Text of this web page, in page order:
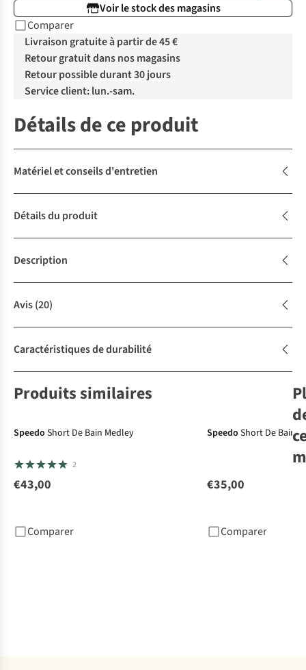
Voir le stock des magasins
Comparer
Livraison gratuite à partir de 45 €
Retour gratuit dans nos magasins
Retour possible durant 30 jours
Service client: lun.-sam.
Détails de ce produit
Matériel et conseils d'entretien
Détails du produit
Description
Avis(20)
Caractéristiques de durabilité
Produits similaires
Speedo Short De Bain Medley
2
€43,00
Comparer
Speedo Short De Bain
€35,00
Comparer